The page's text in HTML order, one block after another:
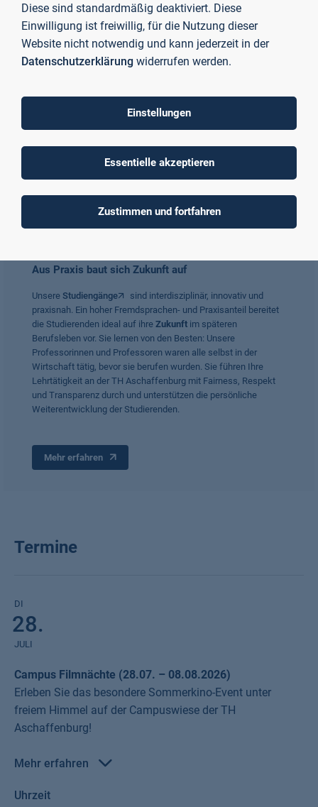
Aus Praxis baut sich Zukunft auf
Unsere Studiengänge
sind interdisziplinär, innovativ und
praxisnah. Ein hoher Fremdsprachen- und Praxisanteil bereitet
die Studierenden ideal auf ihre Zukunft im späteren
Berufsleben vor. Sie lernen von den Besten: Unsere
Professorinnen und Professoren waren alle selbst in der
Wirtschaft tätig, bevor sie berufen wurden. Sie führen Ihre
Lehrtätigkeit an der TH Aschaffenburg mit Fairness, Respekt
und Transparenz durch und unterstützen die persönliche
Weiterentwicklung der Studierenden.
Mehr erfahren
Termine
DI
28.
JULI
Campus Filmnächte (28.07. – 08.08.2026)
Erleben Sie das besondere Sommerkino-Event unter
freiem Himmel auf der Campuswiese der TH
Aschaffenburg!
Mehr erfahren
Von Dienstag, den
Uhrzeit
Diese sind standardmäßig deaktiviert. Diese
Einwilligung ist freiwillig, für die Nutzung dieser
Website nicht notwendig und kann jederzeit in der
Datenschutzerklärung widerrufen werden.
Einstellungen
Essentielle akzeptieren
Zustimmen und fortfahren